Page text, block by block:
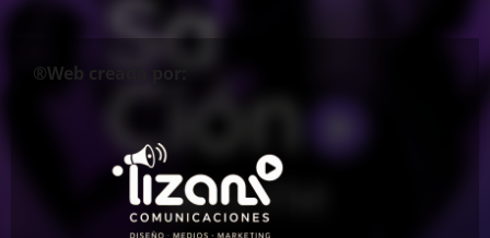
®Web creada por: